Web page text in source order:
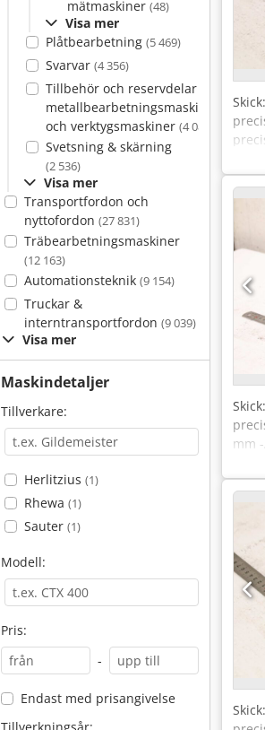
mätmaskiner (48)
Visa mer
Plåtbearbetning (5 469)
Svarvar (4 356)
Tillbehör och reservdelar för
metallbearbetningsmaskiner
och verktygsmaskiner (4 086)
Svetsning & skärning
(2 536)
Visa mer
Transportfordon och
nyttofordon (27 831)
Träbearbetningsmaskiner
(12 163)
Automationsteknik (9 154)
Truckar &
interntransportfordon (9 039)
Visa mer
Maskindetaljer
Tillverkare:
Herlitzius (1)
Rhewa (1)
Sauter (1)
Modell:
Pris:
-
Endast med prisangivelse
Skick:
Skick:
mm
Skick: